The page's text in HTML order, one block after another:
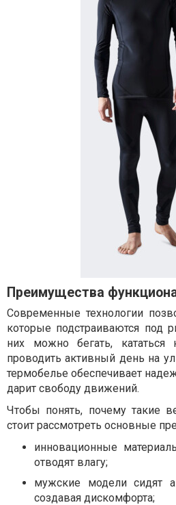
Преимущества
Современные технологии
которые подстраиваются под
них можно бегать,
проводить активный день на
термобелье обеспечивает
дарит свободу движений.
Чтобы понять, почему такие
стоит рассмотреть основные
инновационные
отводят влагу;
мужские модели сидят
создавая дискомфорта;